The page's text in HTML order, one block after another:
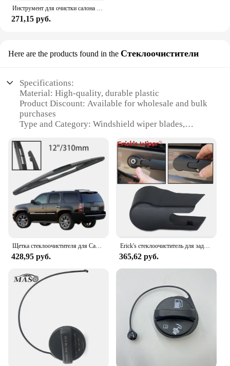
Инструмент для очистки салона автомобиля SoftBrush, пылеочиститель для Cadillac Escalade XT4 ATS XT5 CTS SRX XTS ELR BLS STS XLR EXT CT4 CT5 CT6
271,15 руб.
Here are the products found in the Стеклоочистители
Specifications:
Material: High-quality, durable plastic
Product Discount: Available for wholesale and bulk
purchases
Type and Category: Windshield wiper blades,
Design and Style: Sleek, aerodynamic design to
reduce wind noise and drag
Usage and Purpose: Enhances visibility in all
weather conditions, ensuring a clear view
Typical Adaptive Scenario: Seamlessly adapts to
various windshield shapes and sizes
Shape or Size or Weight or Quantity: Available in a
range of sizes to fit different vehicle models
Performance and Property: Advanced rubber
compound provides a smooth, streak-free wipe
Features:
**Optimized Performance for Driving Comfort**
The Cadillac Escalade Chevrolet windshield wiper
blades are engineered to deliver optimal
performance in all weather conditions. The high-
quality, durable plastic construction ensures
longevity, while the advanced rubber compound
provides a smooth, streak-free wipe, leaving your
windshield crystal clear. The aerodynamic design
not only reduces wind noise and drag but also
428,95 руб.
Erick's стеклоочиститель для заднего лобового стекла, крышка для стеклоочистителя для Chevrolet Tahoe Suburban Cadillac Escalade EXT GMC Yukon XL, задняя дверь
365,62 руб.